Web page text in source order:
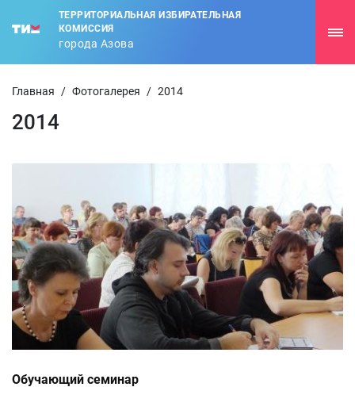
ТЕРРИТОРИАЛЬНАЯ ИЗБИРАТЕЛЬНАЯ
КОМИССИЯ
города Азова
Главная / Фотогалерея / 2014
2014
Обучающий семинар